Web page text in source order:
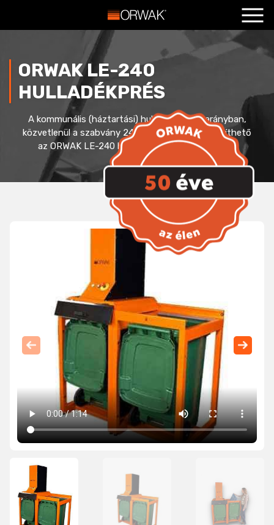
+ Termékeink
Szolgáltatások
Blog
Kapcsolat
ORWAK LE-240
HULLADÉKPRÉS
A kommunális (háztartási) hulladék 1:4-1:8 arányban,
közvetlenül a szabvány 240 l-es edénybe tömöríthető
az ORWAK LE-240 hulladékprés használatával.